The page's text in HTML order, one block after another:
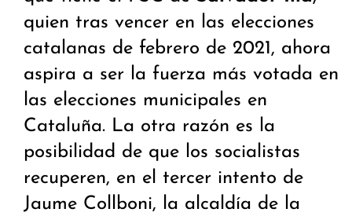
quien tras vencer en las elecciones
catalanas de febrero de 2021, ahora
aspira a ser la fuerza más votada en
las elecciones municipales en
Cataluña. La otra razón es la
posibilidad de que los socialistas
recuperen, en el tercer intento de
Jaume Collboni, la alcaldía de la